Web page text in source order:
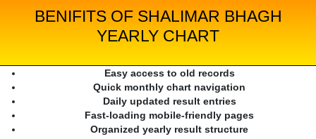
BENIFITS OF SHALIMAR BHAGH
YEARLY CHART
Easy access to old records
Quick monthly chart navigation
Daily updated result entries
Fast-loading mobile-friendly pages
Organized yearly result structure